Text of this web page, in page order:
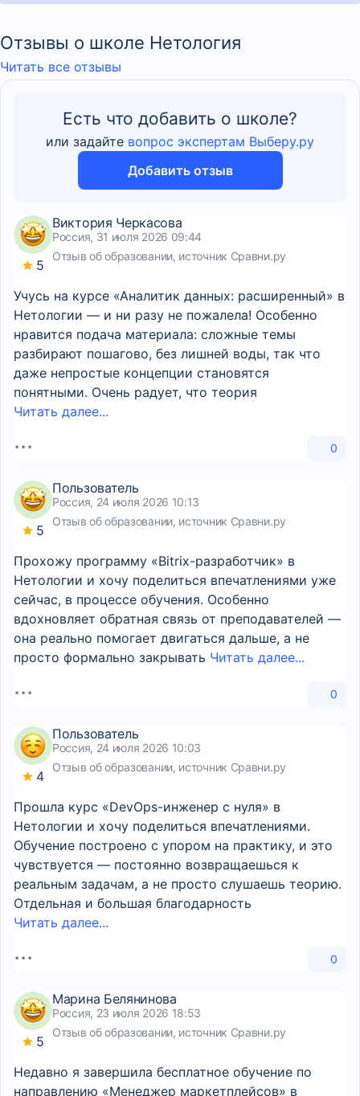
Отзывы о школе Нетология
Читать все отзывы
Есть что добавить о школе?
или задайте вопрос экспертам Выберу.ру
Добавить отзыв
5
Виктория Черкасова
Россия, 31 июля 2026 09:44
Отзыв об образовании, источник Сравни.ру
Учусь на курсе «Аналитик данных: расширенный» в
Нетологии — и ни разу не пожалела! Особенно
нравится подача материала: сложные темы
разбирают пошагово, без лишней воды, так что
даже непростые концепции становятся
понятными. Очень радует, что теория
Читать далее...
0
5
Пользователь
Россия, 24 июля 2026 10:13
Отзыв об образовании, источник Сравни.ру
Прохожу программу «Bitrix-разработчик» в
Нетологии и хочу поделиться впечатлениями уже
сейчас, в процессе обучения. Особенно
вдохновляет обратная связь от преподавателей —
она реально помогает двигаться дальше, а не
просто формально закрывать Читать далее...
0
4
Пользователь
Россия, 24 июля 2026 10:03
Отзыв об образовании, источник Сравни.ру
Прошла курс «DevOps-инженер с нуля» в
Нетологии и хочу поделиться впечатлениями.
Обучение построено с упором на практику, и это
чувствуется — постоянно возвращаешься к
реальным задачам, а не просто слушаешь теорию.
Отдельная и большая благодарность
Читать далее...
0
5
Марина Белянинова
Россия, 23 июля 2026 18:53
Отзыв об образовании, источник Сравни.ру
Недавно я завершила бесплатное обучение по
направлению «Менеджер маркетплейсов» в